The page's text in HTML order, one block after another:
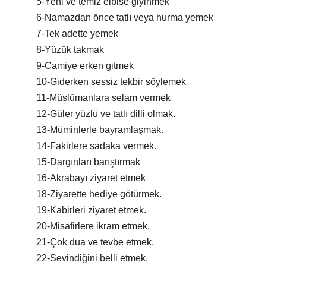
6-Namazdan önce tatlı veya hurma yemek
7-Tek adette yemek
8-Yüzük takmak
9-Camiye erken gitmek
10-Giderken sessiz tekbir söylemek
11-Müslümanlara selam vermek
12-Güler yüzlü ve tatlı dilli olmak.
13-Müminlerle bayramlaşmak.
14-Fakirlere sadaka vermek.
15-Dargınları barıştırmak
16-Akrabayı ziyaret etmek
18-Ziyarette hediye götürmek.
19-Kabirleri ziyaret etmek.
20-Misafirlere ikram etmek.
21-Çok dua ve tevbe etmek.
22-Sevindiğini belli etmek.